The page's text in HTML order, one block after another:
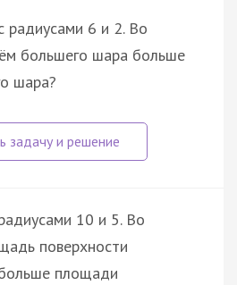
6 и 2. Во
большего шара больше
шара?
10 и 5. Во
поверхности
площади